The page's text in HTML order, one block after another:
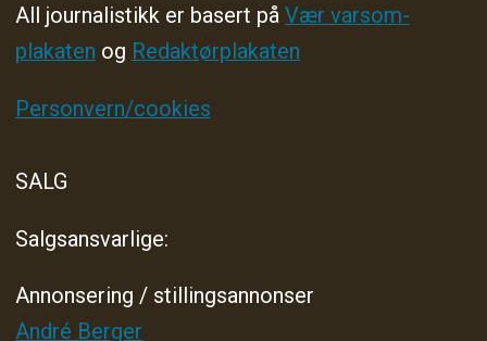
All journalistikk er basert på Vær varsom-
plakaten og Redaktørplakaten
Personvern/cookies
SALG
Salgsansvarlige:
Annonsering / stillingsannonser
André Berger